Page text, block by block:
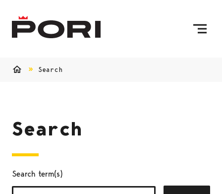
Search
Search
Search term(s)